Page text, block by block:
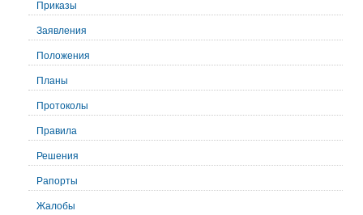
Приказы
Заявления
Положения
Планы
Протоколы
Правила
Решения
Рапорты
Жалобы